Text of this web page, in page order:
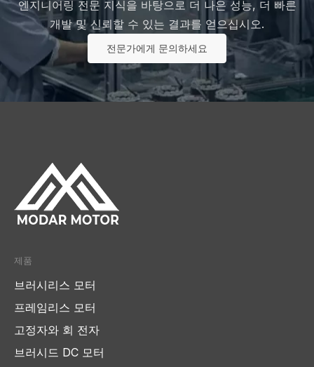
엔지니어링 전문 지식을 바탕으로 더 나은 성능, 더 빠른
개발 및 신뢰할 수 있는 결과를 얻으십시오.
전문가에게 문의하세요
제품
브러시리스 모터
프레임리스 모터
고정자와 회 전자
브러시드 DC 모터